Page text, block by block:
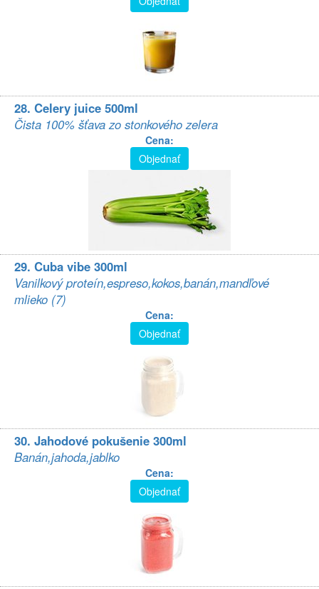
28. Celery juice 500ml
Čista 100% šťava zo stonkového zelera
Cena:
Objednať
29. Cuba vibe 300ml
Vanilkový proteín,espreso,kokos,banán,mandľové
mlieko (7)
Cena:
Objednať
30. Jahodové pokušenie 300ml
Banán,jahoda,jablko
Cena:
Objednať